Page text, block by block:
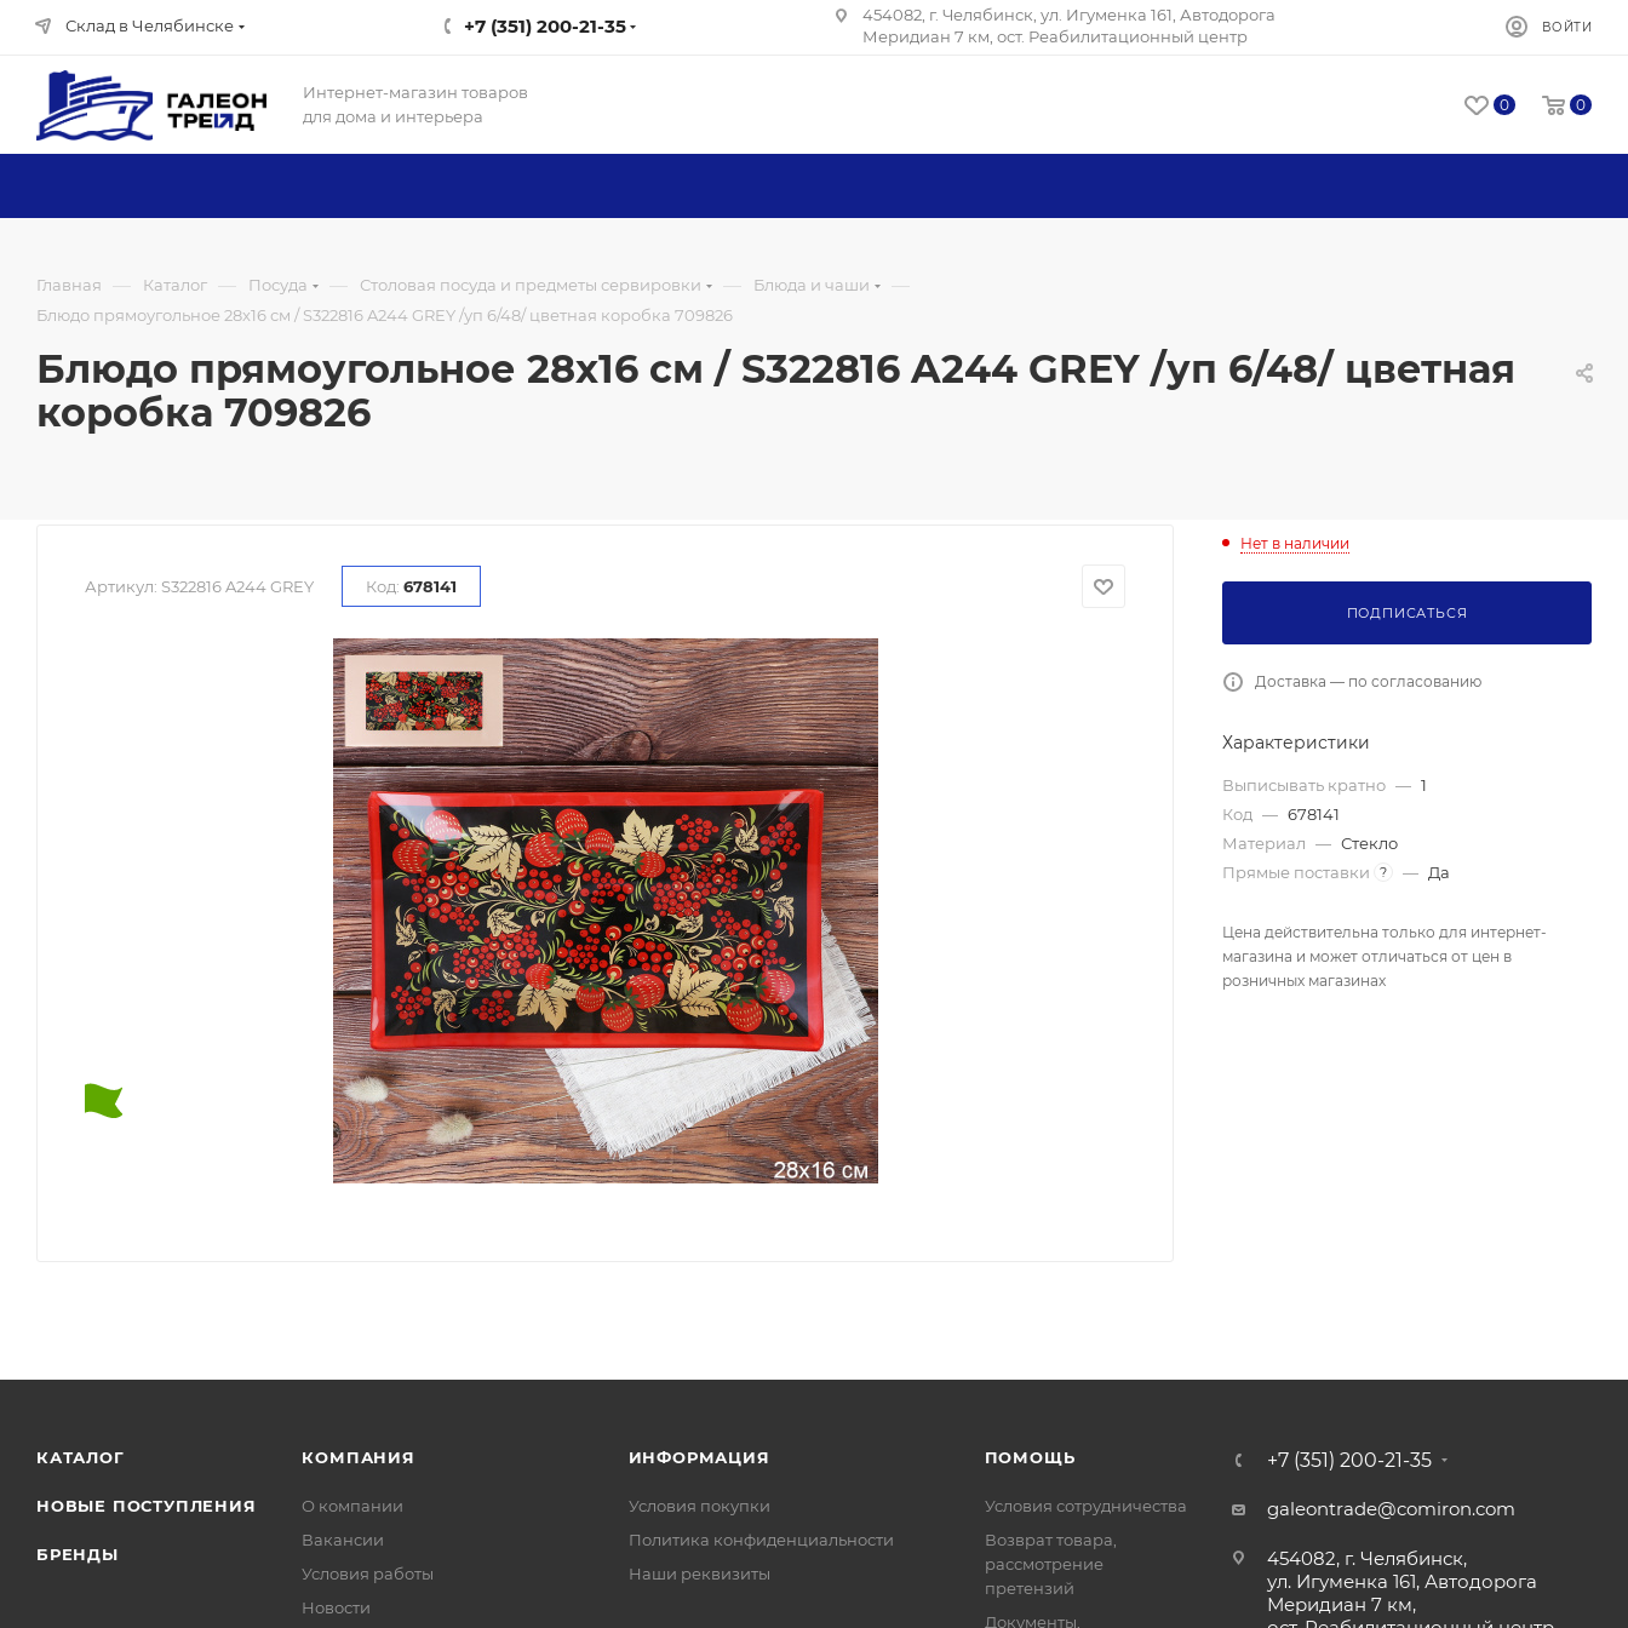
Склад в Челябинске +7 (351) 200-21-35
454082, г. Челябинск, ул. Игуменка 161, Автодорога
Меридиан 7 км, ост. Реабилитационный центр
ВОЙТИ
Интернет-магазин товаров
для дома и интерьера
0 0
Главная — Каталог — Посуда — Столовая посуда и предметы сервировки — Блюда и чаши —
Блюдо прямоугольное 28x16 см / S322816 A244 GREY /уп 6/48/ цветная коробка 709826
Блюдо прямоугольное 28x16 см / S322816 A244 GREY /уп 6/48/ цветная
коробка 709826
Артикул: S322816 A244 GREY Код: 678141
Нет в наличии
ПОДПИСАТЬСЯ
Доставка — по согласованию
Характеристики
Выписывать кратно — 1
Код — 678141
Материал — Стекло
Прямые поставки
? — Да
Цена действительна только для интернет-
магазина и может отличаться от цен в
розничных магазинах
КАТАЛОГ
НОВЫЕ ПОСТУПЛЕНИЯ
БРЕНДЫ
КОМПАНИЯ
О компании
Вакансии
Условия работы
Новости
ИНФОРМАЦИЯ
Условия покупки
Политика конфиденциальности
Наши реквизиты
ПОМОЩЬ
Условия сотрудничества
Возврат товара,
рассмотрение
претензий
Документы,
+7 (351) 200-21-35
galeontrade@comiron.com
454082, г. Челябинск,
ул. Игуменка 161, Автодорога
Меридиан 7 км,